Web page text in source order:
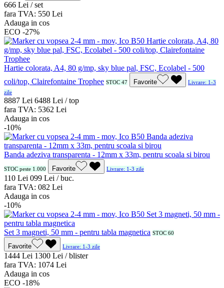
666 Lei / set
fara TVA: 550 Lei
Adauga in cos
ECO -27%
Hartie colorata, A4, 80 g/mp, sky blue pal, FSC, Ecolabel - 500
coli/top, Clairefontaine Trophee STOC 47 Favorite
Livrare: 1-3
zile
8887 Lei 6488 Lei / top
fara TVA: 5362 Lei
Adauga in cos
-10%
Banda adeziva transparenta - 12mm x 33m, pentru scoala si birou
STOC peste 1.000 Favorite Livrare: 1-3 zile
110 Lei 099 Lei / buc.
fara TVA: 082 Lei
Adauga in cos
-10%
Set 3 magneti, 50 mm - pentru tabla magnetica STOC 60
Favorite Livrare: 1-3 zile
1444 Lei 1300 Lei / blister
fara TVA: 1074 Lei
Adauga in cos
ECO -18%